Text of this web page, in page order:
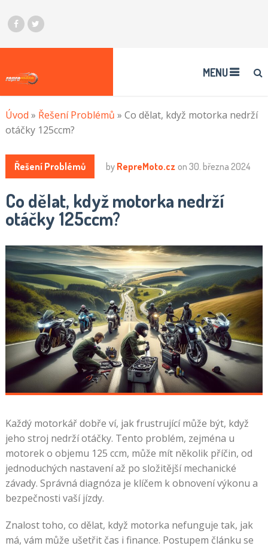
MENU
Úvod » Řešení Problémů » Co dělat, když motorka nedrží
otáčky 125ccm?
Řešení Problémů by RepreMoto.cz on 30. března 2024
Co dělat, když motorka nedrží
otáčky 125ccm?
Každý motorkář dobře ví, jak frustrující může být, když
jeho stroj nedrží otáčky. Tento problém, zejména u
motorek o objemu 125 ccm, může mít několik příčin, od
jednoduchých nastavení až po složitější mechanické
závady. Správná diagnóza je klíčem k obnovení výkonu a
bezpečnosti vaší jízdy.
Znalost toho, co dělat, když motorka nefunguje tak, jak
má, vám může ušetřit čas i finance. Postupem článku se